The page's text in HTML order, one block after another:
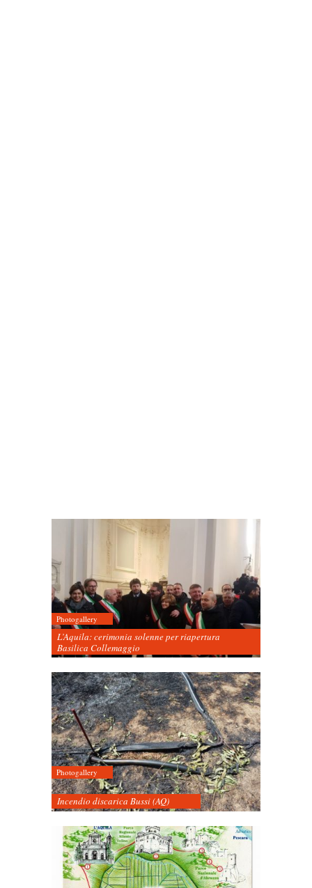
Photogallery
L’Aquila: cerimonia solenne per riapertura
Basilica Collemaggio
Photogallery
Incendio discarica Bussi (AQ)